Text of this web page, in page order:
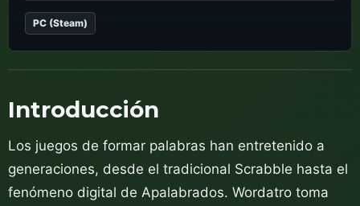
PC (Steam)
Introducción
Los juegos de formar palabras han entretenido a
generaciones, desde el tradicional Scrabble hasta el
fenómeno digital de Apalabrados. Wordatro toma